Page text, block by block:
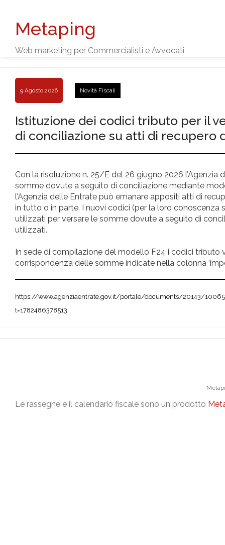
Metaping
Web marketing per Commercialisti e Avvocati
9 Agosto 2026 Novità Fiscali
Istituzione dei codici tributo per il
di conciliazione su atti di
Con la risoluzione n. 25/E del 26 giugno 2026
somme dovute a seguito di conciliazione mediante
l’Agenzia delle Entrate può emanare appositi atti di
in tutto o in parte. I nuovi codici (per la loro
utilizzati per versare le somme dovute a seguito di
utilizzati.
In sede di compilazione del modello F24 i codici tributo
corrispondenza delle somme indicate nella colonna
https://www.agenziaentrate.gov.it/portale/documents/20143/
t=1782486378513
Le rassegne e il calendario fiscale sono un prodotto